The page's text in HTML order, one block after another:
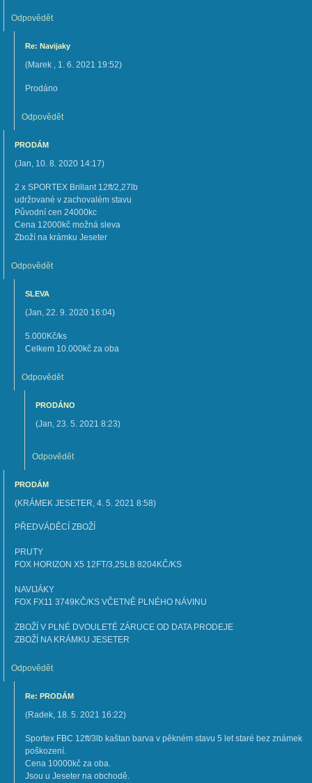
Odpovědět
Re: Navijaky
(Marek , 1. 6. 2021 19:52)
Prodáno
Odpovědět
PRODÁM
(Jan, 10. 8. 2020 14:17)
2 x SPORTEX Brillant 12ft/2,27lb
udržované v zachovalém stavu
Původní cen 24000kc
Cena 12000kč možná sleva
Zboží na krámku Jeseter
Odpovědět
SLEVA
(Jan, 22. 9. 2020 16:04)
5.000Kč/ks
Celkem 10.000kč za oba
Odpovědět
PRODÁNO
(Jan, 23. 5. 2021 8:23)
Odpovědět
PRODÁM
(KRÁMEK JESETER, 4. 5. 2021 8:58)
PŘEDVÁDĚCÍ ZBOŽÍ
PRUTY
FOX HORIZON X5 12FT/3,25LB 8204KČ/KS
NAVIJÁKY
FOX FX11 3749KČ/KS VČETNĚ PLNÉHO NÁVINU
ZBOŽÍ V PLNÉ DVOULETÉ ZÁRUCE OD DATA PRODEJE
ZBOŽÍ NA KRÁMKU JESETER
Odpovědět
Re: PRODÁM
(Radek, 18. 5. 2021 16:22)
Sportex FBC 12ft/3lb kaštan barva v pěkném stavu 5 let staré bez známek
poškození.
Cena 10000kč za oba.
Jsou u Jeseter na obchodě.